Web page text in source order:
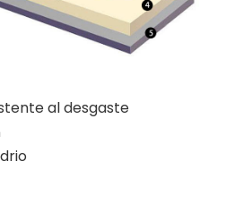
al desgaste